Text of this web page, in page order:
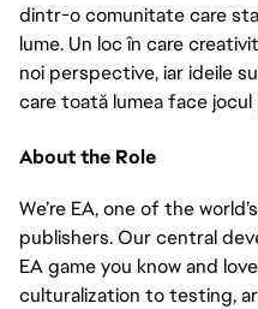
dintr-o comunitate care
lume. Un loc în care
noi perspective, iar ideile
care toată lumea face jocul
About the Role
We’re EA, one of the
publishers. Our central
EA game you know and
culturalization to testing,